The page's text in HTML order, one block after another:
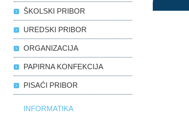
ŠKOLSKI PRIBOR
UREDSKI PRIBOR
ORGANIZACIJA
PAPIRNA KONFEKCIJA
PISAĆI PRIBOR
INFORMATIKA